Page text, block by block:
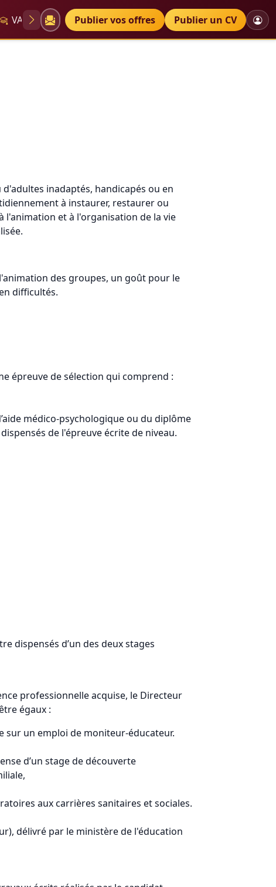
VAE Diplômes Petites annonces
Publier vos offres Publier un CV
inadaptés, handicapés ou en
à instaurer, restaurer ou
l'animation et à l'organisation de la vie
des groupes, un goût pour le
difficultés.
épreuve de sélection qui comprend :
médico-psychologique ou du diplôme
de l'épreuve écrite de niveau.
dispensés d’un des deux stages
professionnelle acquise, le Directeur
égaux :
sur un emploi de moniteur-éducateur.
d’un stage de découverte
aux carrières sanitaires et sociales.
délivré par le ministère de l'éducation